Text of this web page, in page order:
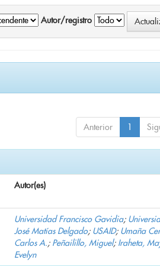
Autor/registro
Anterior 1
Autor(es)
Universidad Francisco Gavidia;
José Matías Delgado; USAID; Umaña
Carlos A.; Peñailillo, Miguel; Iraheta,
Evelyn